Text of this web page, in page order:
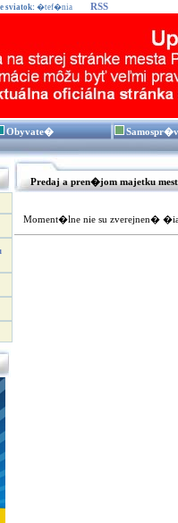
sviatok: �tef�nia RSS
Obyvate�
Predaj a pren�jom majetku
Moment�lne nie su zverejnen�